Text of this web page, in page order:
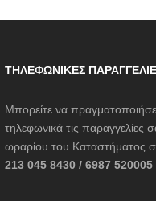
ΤΗΛΕΦΩΝΙΚΈΣ
Μπορείτε να
τηλεφωνικά τις παραγγελίες
ωραρίου του Καταστήματος
213 045 8430 / 6987 520005